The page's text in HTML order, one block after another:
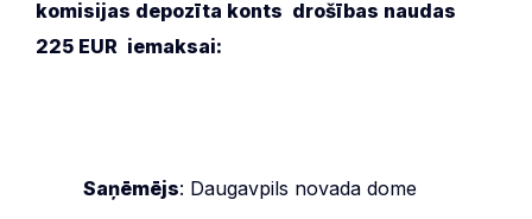
komisijas depozīta konts drošības naudas
225 EUR iemaksai:
Saņēmējs: Daugavpils novada dome